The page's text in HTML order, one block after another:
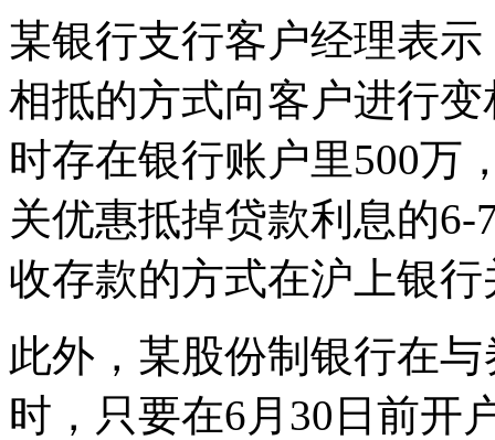
某银行支行客户经理表
相抵的方式向客户进行
时存在银行账户里500万
关优惠抵掉贷款利息的
收存款的方式在沪上银
此外，某股份制银行在
时，只要在6月30日前开